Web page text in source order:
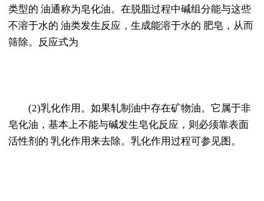
类型的 油通称为皂化油。在脱脂过程中碱组分能与这些
不溶于水的 油类发生反应，生成能溶于水的 肥皂，从而
筛除。反应式为
(2)乳化作用。如果轧制油中存在矿物油。它属于非
皂化油，基本上不能与碱发生皂化反应，则必须靠表面
活性剂的 乳化作用来去除。乳化作用过程可参见图。